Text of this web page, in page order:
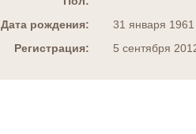
Дата рождения:
31 января 1961
Регистрация:
5 сентября